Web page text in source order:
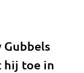
Gubbels
hij toe in